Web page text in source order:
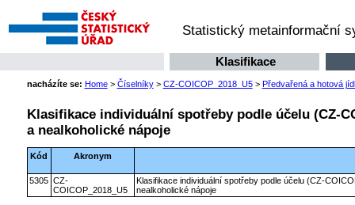
Statistický metainformační
Klasifikace
nacházíte se: Home> Číselníky> CZ-COICOP_2018_U5> Předvařená a hotová
Klasifikace individuální spotřeby podle účelu (CZ-
a nealkoholické nápoje
Kód Akronym
5305 CZ-
COICOP_2018_U5
Klasifikace individuální spotřeby podle účelu (CZ-
nealkoholické nápoje